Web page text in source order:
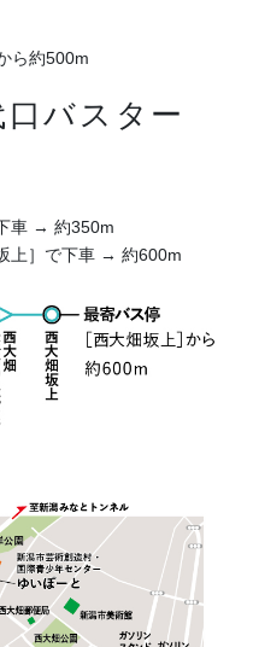
ら約500m
バスター
車 → 約350m
上］で下車 → 約600m